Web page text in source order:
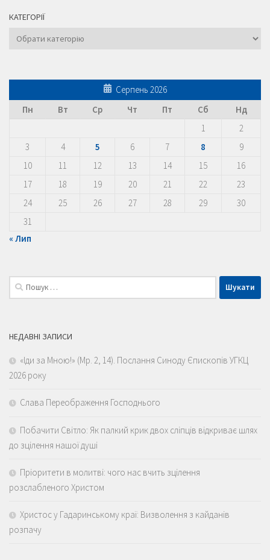
КАТЕГОРІЇ
Категорії
Серпень 2026
Пн
Вт Ср Чт Пт Сб
Нд
1
2
3
4 5 6 7 8
9
10
11 12 13 14 15
16
17
18 19 20 21 22
23
24
25 26 27 28 29
30
31
« Лип
Пошук:
НЕДАВНІ ЗАПИСИ
«Іди за Мною!» (Мр. 2, 14). Послання Синоду Єпископів УГКЦ
2026 року
Слава Переображення Господнього
Побачити Світло: Як палкий крик двох сліпців відкриває шлях
до зцілення нашої душі
Пріоритети в молитві: чого нас вчить зцілення
розслабленого Христом
Христос у Гадаринському краї: Визволення з кайданів
розпачу